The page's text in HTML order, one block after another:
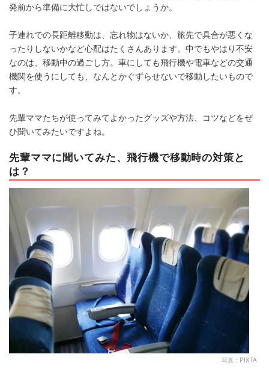
発前から準備に大忙しではないでしょうか。
子連れでの長距離移動は、忘れ物はないか、旅先で具合が悪くな
ったりしないかなど心配はたくさんあります。中でもやはり不安
なのは、移動中の過ごし方。車にしても飛行機や電車などの交通
機関を使うにしても、なんとかぐずらせないで移動したいもので
す。
先輩ママたちが使ってみてよかったグッズや方法、コツなどをぜ
ひ聞いてみたいですよね。
先輩ママに聞いてみた、飛行機で移動時の対策と
は？
写真：PIXTA